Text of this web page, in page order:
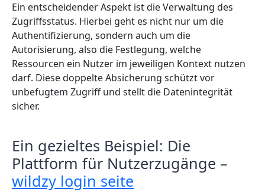
Ein entscheidender Aspekt ist die Verwaltung des
Zugriffsstatus. Hierbei geht es nicht nur um die
Authentifizierung, sondern auch um die
Autorisierung, also die Festlegung, welche
Ressourcen ein Nutzer im jeweiligen Kontext nutzen
darf. Diese doppelte Absicherung schützt vor
unbefugtem Zugriff und stellt die Datenintegrität
sicher.
Ein gezieltes Beispiel: Die
Plattform für Nutzerzugänge –
wildzy login seite